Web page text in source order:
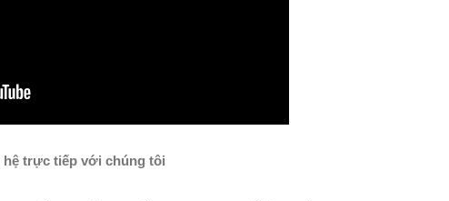
hệ trực tiếp với chúng tôi